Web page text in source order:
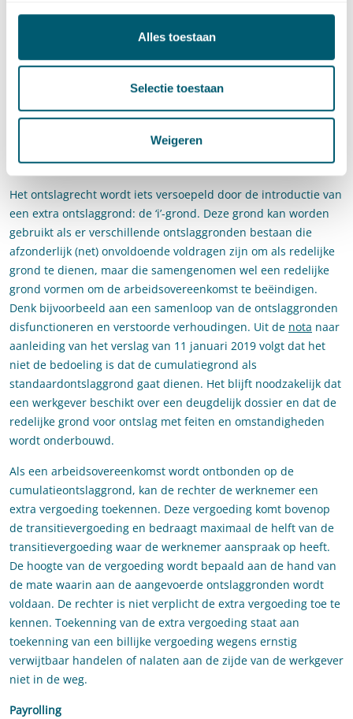
Alles toestaan
Selectie toestaan
Weigeren
De wachttijd van 2 jaar om in aanmerking te komen voor de
de transitievergoeding minder snel zal opbouwen; er zal
worden gerekend met een opbouw van 1/3e maandsalaris per
jaar dat een werknemer in dienst is geweest.
Cumulatiegrond
Het ontslagrecht wordt iets versoepeld door de introductie van
een extra ontslaggrond: de ‘i’-grond. Deze grond kan worden
gebruikt als er verschillende ontslaggronden bestaan die
afzonderlijk (net) onvoldoende voldragen zijn om als redelijke
grond te dienen, maar die samengenomen wel een redelijke
grond vormen om de arbeidsovereenkomst te beëindigen.
Denk bijvoorbeeld aan een samenloop van de ontslaggronden
disfunctioneren en verstoorde verhoudingen. Uit de nota naar
aanleiding van het verslag van 11 januari 2019 volgt dat het
niet de bedoeling is dat de cumulatiegrond als
standaardontslaggrond gaat dienen. Het blijft noodzakelijk dat
een werkgever beschikt over een deugdelijk dossier en dat de
redelijke grond voor ontslag met feiten en omstandigheden
wordt onderbouwd.
Als een arbeidsovereenkomst wordt ontbonden op de
cumulatieontslaggrond, kan de rechter de werknemer een
extra vergoeding toekennen. Deze vergoeding komt bovenop
de transitievergoeding en bedraagt maximaal de helft van de
transitievergoeding waar de werknemer aanspraak op heeft.
De hoogte van de vergoeding wordt bepaald aan de hand van
de mate waarin aan de aangevoerde ontslaggronden wordt
voldaan. De rechter is niet verplicht de extra vergoeding toe te
kennen. Toekenning van de extra vergoeding staat aan
toekenning van een billijke vergoeding wegens ernstig
verwijtbaar handelen of nalaten aan de zijde van de werkgever
niet in de weg.
Payrolling